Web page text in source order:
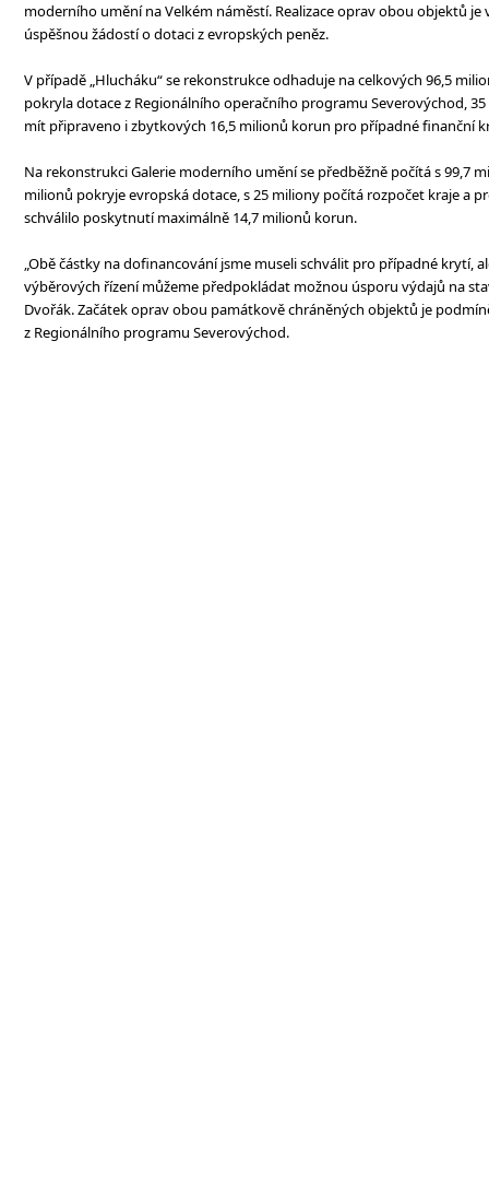
moderního umění na Velkém náměstí. Realizace oprav obou objektů je
úspěšnou žádostí o dotaci z evropských peněz.
V případě „Hlucháku“ se rekonstrukce odhaduje na celkových 96,5
pokryla dotace z Regionálního operačního programu Severovýchod,
mít připraveno i zbytkových 16,5 milionů korun pro případné finanční
Na rekonstrukci Galerie moderního umění se předběžně počítá s 99,7
milionů pokryje evropská dotace, s 25 miliony počítá rozpočet kraje a
schválilo poskytnutí maximálně 14,7 milionů korun.
„Obě částky na dofinancování jsme museli schválit pro případné krytí,
výběrových řízení můžeme předpokládat možnou úsporu výdajů na
Dvořák. Začátek oprav obou památkově chráněných objektů je
z Regionálního programu Severovýchod.